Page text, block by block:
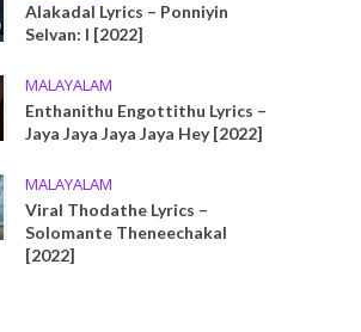
Alakadal Lyrics – Ponniyin
Selvan: I [2022]
MALAYALAM
Enthanithu Engottithu Lyrics –
Jaya Jaya Jaya Jaya Hey [2022]
MALAYALAM
Viral Thodathe Lyrics –
Solomante Theneechakal
[2022]